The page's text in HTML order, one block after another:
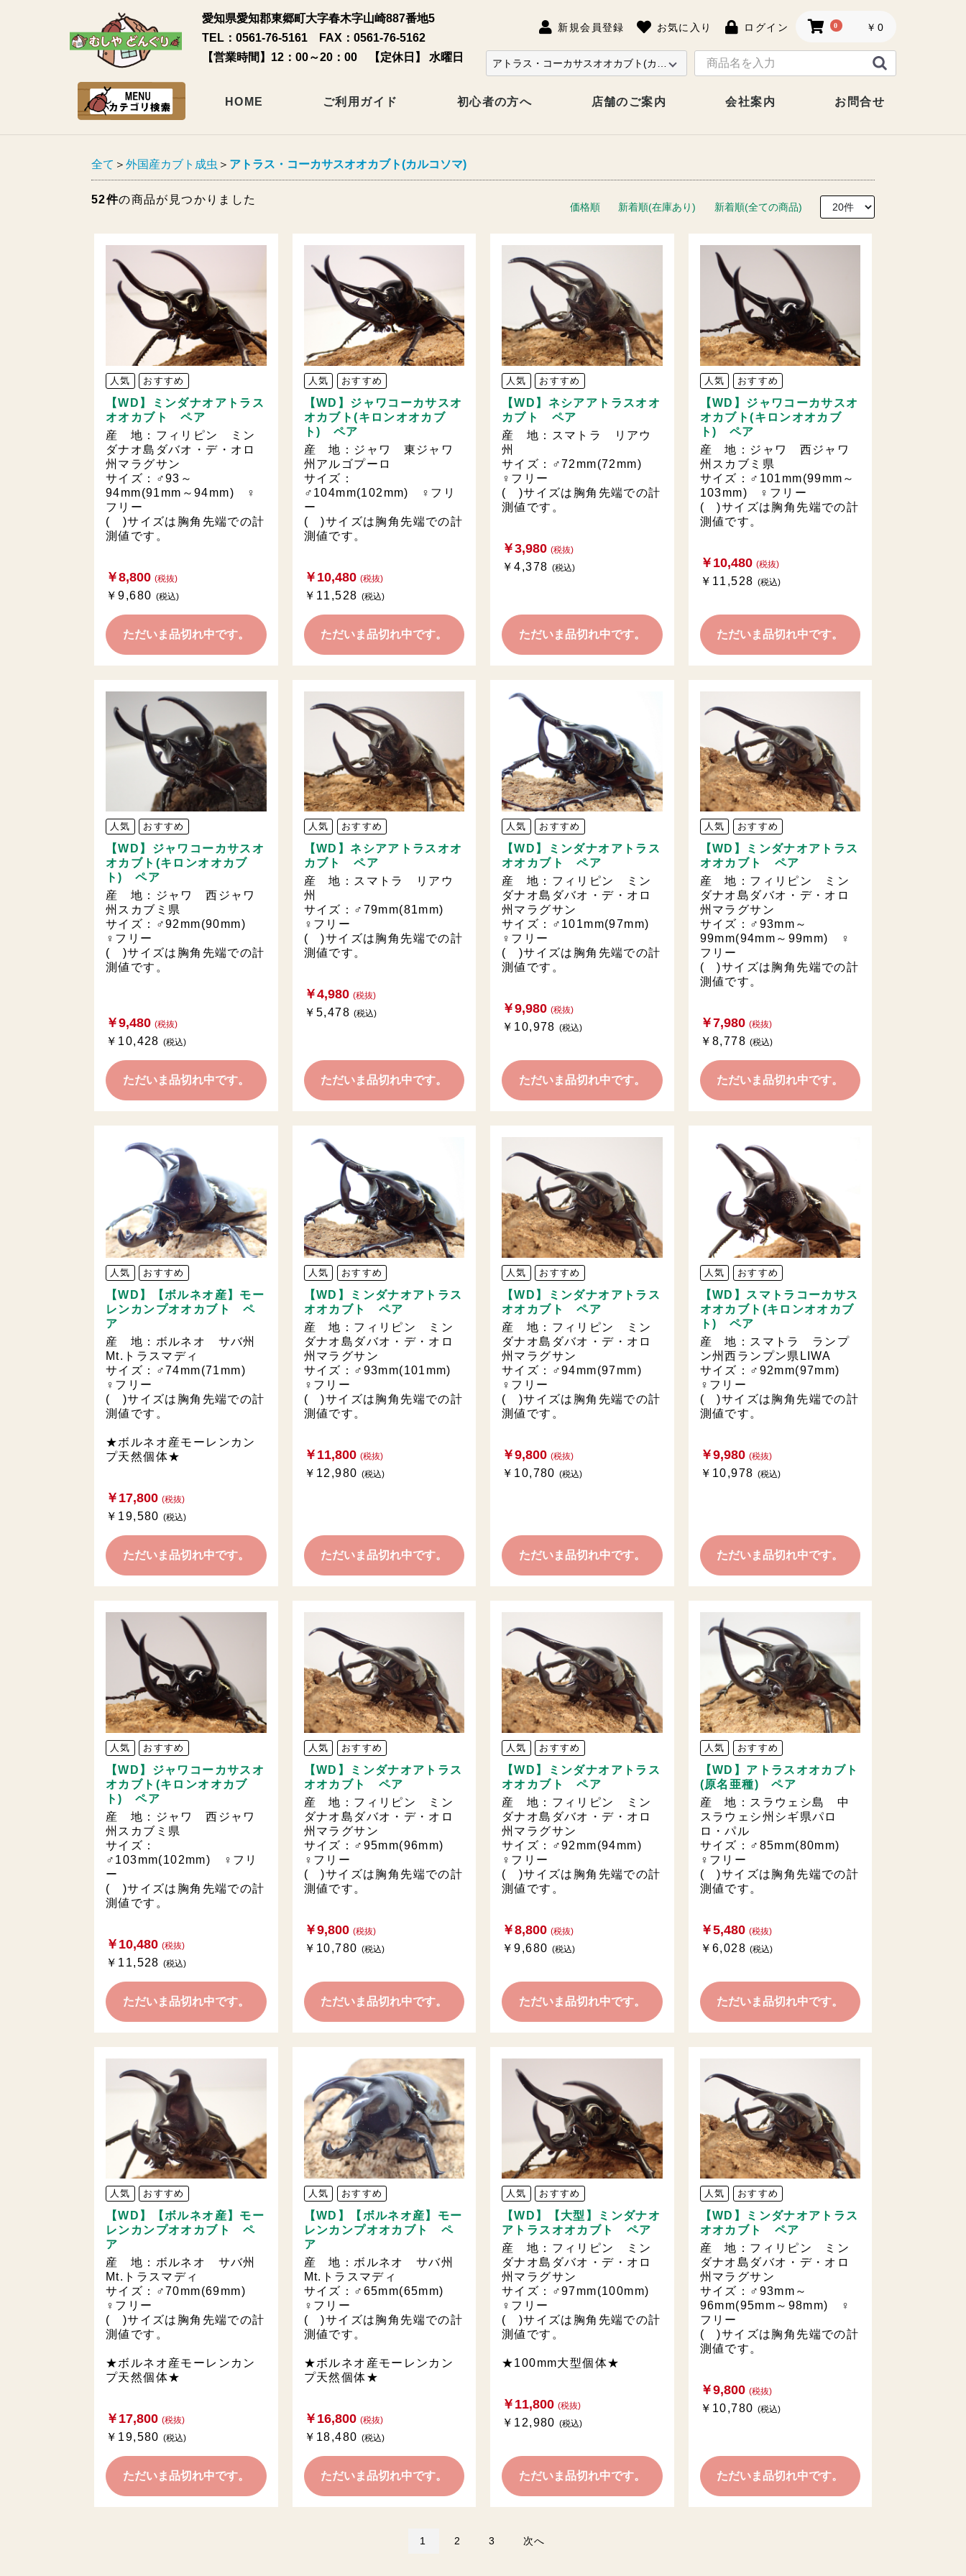
愛知県愛知郡東郷町大字春木字山崎887番地5
TEL：0561-76-5161 FAX：0561-76-5162
【営業時間】12：00～20：00 【定休日】 水曜日
新規会員登録 お気に入り ログイン 0 ￥0
HOME ご利用ガイド 初心者の方へ 店舗のご案内 会社案内 お問合せ
全て ＞ 外国産カブト成虫 ＞ アトラス・コーカサスオオカブト(カルコソマ)
52件の商品が見つかりました
価格順 新着順(在庫あり) 新着順(全ての商品)
人気 おすすめ
【WD】ミンダナオアトラス
オオカブト ペア
産 地：フィリピン ミン
ダナオ島ダバオ・デ・オロ
州マラグサン
サイズ：♂93～
94mm(91mm～94mm) ♀
フリー
( )サイズは胸角先端での計
測値です。
￥8,800 (税抜)
￥9,680 (税込)
ただいま品切れ中です。
人気 おすすめ
【WD】ジャワコーカサスオ
オカブト(キロンオオカブ
ト) ペア
産 地：ジャワ 東ジャワ
州アルゴプーロ
サイズ：
♂104mm(102mm) ♀フリ
ー
( )サイズは胸角先端での計
測値です。
￥10,480 (税抜)
￥11,528 (税込)
ただいま品切れ中です。
人気 おすすめ
【WD】ネシアアトラスオオ
カブト ペア
産 地：スマトラ リアウ
州
サイズ：♂72mm(72mm)
♀フリー
( )サイズは胸角先端での計
測値です。
￥3,980 (税抜)
￥4,378 (税込)
ただいま品切れ中です。
人気 おすすめ
【WD】ジャワコーカサスオ
オカブト(キロンオオカブ
ト) ペア
産 地：ジャワ 西ジャワ
州スカブミ県
サイズ：♂101mm(99mm～
103mm) ♀フリー
( )サイズは胸角先端での計
測値です。
￥10,480 (税抜)
￥11,528 (税込)
ただいま品切れ中です。
人気 おすすめ
【WD】ジャワコーカサスオ
オカブト(キロンオオカブ
ト) ペア
産 地：ジャワ 西ジャワ
州スカブミ県
サイズ：♂92mm(90mm)
♀フリー
( )サイズは胸角先端での計
測値です。
￥9,480 (税抜)
￥10,428(税込)
ただいま品切れ中です。
人気 おすすめ
【WD】ネシアアトラスオオ
カブト ペア
産 地：スマトラ リアウ
州
サイズ：♂79mm(81mm)
♀フリー
( )サイズは胸角先端での計
測値です。
￥4,980 (税抜)
￥5,478(税込)
ただいま品切れ中です。
人気 おすすめ
【WD】ミンダナオアトラス
オオカブト ペア
産 地：フィリピン ミン
ダナオ島ダバオ・デ・オロ
州マラグサン
サイズ：♂101mm(97mm)
♀フリー
( )サイズは胸角先端での計
測値です。
￥9,980 (税抜)
￥10,978(税込)
ただいま品切れ中です。
人気 おすすめ
【WD】ミンダナオアトラス
オオカブト ペア
産 地：フィリピン ミン
ダナオ島ダバオ・デ・オロ
州マラグサン
サイズ：♂93mm～
99mm(94mm～99mm) ♀
フリー
( )サイズは胸角先端での計
測値です。
￥7,980 (税抜)
￥8,778(税込)
ただいま品切れ中です。
人気 おすすめ
【WD】【ボルネオ産】モー
レンカンプオオカブト ペ
ア
産 地：ボルネオ サバ州
Mt.トラスマディ
サイズ：♂74mm(71mm)
♀フリー
( )サイズは胸角先端での計
測値です。
★ボルネオ産モーレンカン
プ天然個体★
￥17,800 (税抜)
￥19,580(税込)
ただいま品切れ中です。
人気 おすすめ
【WD】ミンダナオアトラス
オオカブト ペア
産 地：フィリピン ミン
ダナオ島ダバオ・デ・オロ
州マラグサン
サイズ：♂93mm(101mm)
♀フリー
( )サイズは胸角先端での計
測値です。
￥11,800 (税抜)
￥12,980 (税込)
ただいま品切れ中です。
人気 おすすめ
【WD】ミンダナオアトラス
オオカブト ペア
産 地：フィリピン ミン
ダナオ島ダバオ・デ・オロ
州マラグサン
サイズ：♂94mm(97mm)
♀フリー
( )サイズは胸角先端での計
測値です。
￥9,800 (税抜)
￥10,780(税込)
ただいま品切れ中です。
人気 おすすめ
【WD】スマトラコーカサス
オオカブト(キロンオオカブ
ト) ペア
産 地：スマトラ ランプ
ン州西ランプン県LIWA
サイズ：♂92mm(97mm)
♀フリー
( )サイズは胸角先端での計
測値です。
￥9,980 (税抜)
￥10,978 (税込)
ただいま品切れ中です。
人気 おすすめ
【WD】ジャワコーカサスオ
オカブト(キロンオオカブ
ト) ペア
産 地：ジャワ 西ジャワ
州スカブミ県
サイズ：
♂103mm(102mm) ♀フリ
ー
( )サイズは胸角先端での計
測値です。
￥10,480 (税抜)
￥11,528(税込)
ただいま品切れ中です。
人気 おすすめ
【WD】ミンダナオアトラス
オオカブト ペア
産 地：フィリピン ミン
ダナオ島ダバオ・デ・オロ
州マラグサン
サイズ：♂95mm(96mm)
♀フリー
( )サイズは胸角先端での計
測値です。
￥9,800 (税抜)
￥10,780 (税込)
ただいま品切れ中です。
人気 おすすめ
【WD】ミンダナオアトラス
オオカブト ペア
産 地：フィリピン ミン
ダナオ島ダバオ・デ・オロ
州マラグサン
サイズ：♂92mm(94mm)
♀フリー
( )サイズは胸角先端での計
測値です。
￥8,800 (税抜)
￥9,680 (税込)
ただいま品切れ中です。
人気 おすすめ
【WD】アトラスオオカブト
(原名亜種) ペア
産 地：スラウェシ島 中
スラウェシ州シギ県パロ
ロ・パル
サイズ：♂85mm(80mm)
♀フリー
( )サイズは胸角先端での計
測値です。
￥5,480 (税抜)
￥6,028(税込)
ただいま品切れ中です。
人気 おすすめ
【WD】【ボルネオ産】モー
レンカンプオオカブト ペ
ア
産 地：ボルネオ サバ州
Mt.トラスマディ
サイズ：♂70mm(69mm)
♀フリー
( )サイズは胸角先端での計
測値です。
★ボルネオ産モーレンカン
プ天然個体★
￥17,800 (税抜)
￥19,580(税込)
ただいま品切れ中です。
人気 おすすめ
【WD】【ボルネオ産】モー
レンカンプオオカブト ペ
ア
産 地：ボルネオ サバ州
Mt.トラスマディ
サイズ：♂65mm(65mm)
♀フリー
( )サイズは胸角先端での計
測値です。
★ボルネオ産モーレンカン
プ天然個体★
￥16,800 (税抜)
￥18,480 (税込)
ただいま品切れ中です。
人気 おすすめ
【WD】【大型】ミンダナオ
アトラスオオカブト ペア
産 地：フィリピン ミン
ダナオ島ダバオ・デ・オロ
州マラグサン
サイズ：♂97mm(100mm)
♀フリー
( )サイズは胸角先端での計
測値です。
★100mm大型個体★
￥11,800 (税抜)
￥12,980(税込)
ただいま品切れ中です。
人気 おすすめ
【WD】ミンダナオアトラス
オオカブト ペア
産 地：フィリピン ミン
ダナオ島ダバオ・デ・オロ
州マラグサン
サイズ：♂93mm～
96mm(95mm～98mm) ♀
フリー
( )サイズは胸角先端での計
測値です。
￥9,800 (税抜)
￥10,780 (税込)
ただいま品切れ中です。
1 2 3 次へ